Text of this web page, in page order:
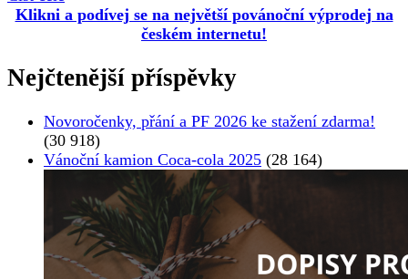
Klikni a podívej se na největší povánoční výprodej na
českém internetu!
Nejčtenější příspěvky
Novoročenky, přání a PF 2026 ke stažení zdarma!
(30 918)
Vánoční kamion Coca-cola 2025 (28 164)